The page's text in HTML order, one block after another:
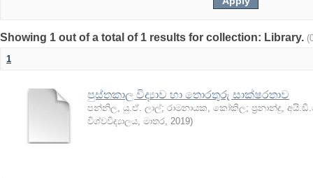
Showing 1 out of a total of 1 results for collection: Library.
1
පුස්තකාල විද්‍යාව හා තොරතුරු සාක්ෂරතාව
පන්නිල, යු.ඒ. ලාල්; රාමනායක, කෝකිල; ප්‍රනාන්දු,
විශ්වවිද්‍යාලය, මාතර, 2019)